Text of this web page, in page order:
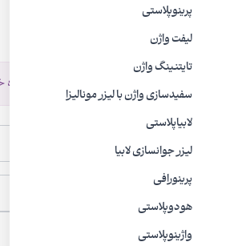
پرینوپلاستی
لیفت واژن
تایتنینگ واژن
سفیدسازی واژن با لیزر مونالیزا
لابیاپلاستی
ليزر جوانسازی لابیا
پرینورافی
هودوپلاستی
واژینوپلاستی
نظرات خود را با ما به اشتراک بگذارید.
نظر شما پس از تایید نمایش